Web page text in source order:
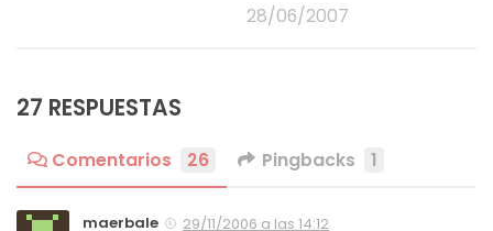
28/06/2007
27 RESPUESTAS
Comentarios 26 Pingbacks 1
maerbale 29/11/2006 a las 14:12